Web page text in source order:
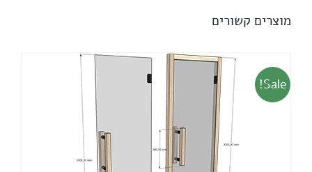
מוצרים קשורים
Sale!